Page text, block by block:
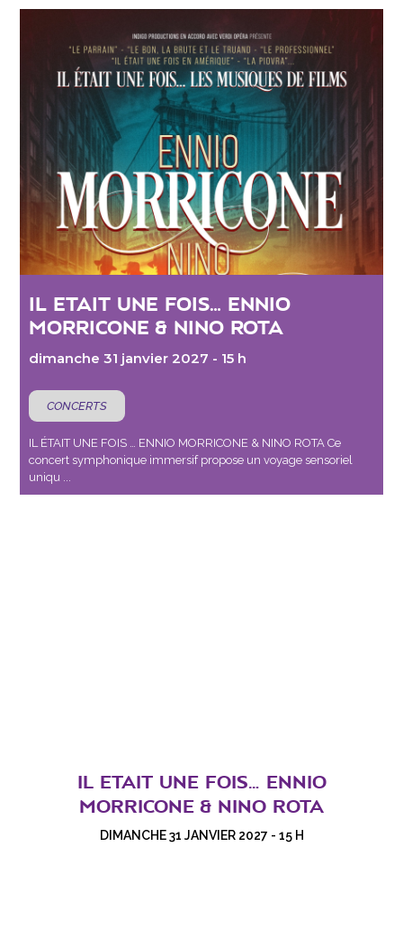
IL ETAIT UNE FOIS… ENNIO
MORRICONE & NINO ROTA
dimanche 31 janvier 2027 - 15 h
CONCERTS
IL ÉTAIT UNE FOIS … ENNIO MORRICONE & NINO ROTA Ce
concert symphonique immersif propose un voyage sensoriel
uniqu ...
IL ETAIT UNE FOIS… ENNIO
MORRICONE & NINO ROTA
DIMANCHE 31 JANVIER 2027 - 15 H